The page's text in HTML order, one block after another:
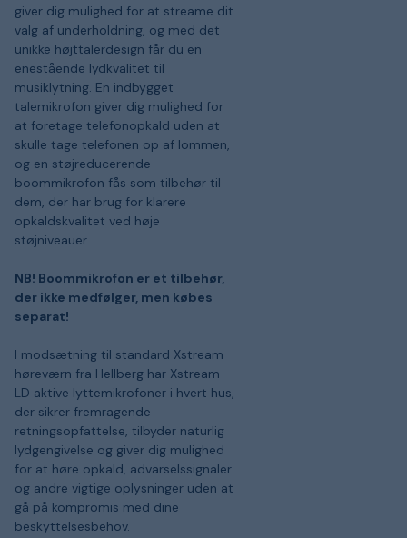
giver dig mulighed for at streame dit
valg af underholdning, og med det
unikke højttalerdesign får du en
enestående lydkvalitet til
musiklytning. En indbygget
talemikrofon giver dig mulighed for
at foretage telefonopkald uden at
skulle tage telefonen op af lommen,
og en støjreducerende
boommikrofon fås som tilbehør til
dem, der har brug for klarere
opkaldskvalitet ved høje
støjniveauer.
NB! Boommikrofon er et tilbehør,
der ikke medfølger, men købes
separat!
I modsætning til standard Xstream
høreværn fra Hellberg har Xstream
LD aktive lyttemikrofoner i hvert hus,
der sikrer fremragende
retningsopfattelse, tilbyder naturlig
lydgengivelse og giver dig mulighed
for at høre opkald, advarselssignaler
og andre vigtige oplysninger uden at
gå på kompromis med dine
beskyttelsesbehov.